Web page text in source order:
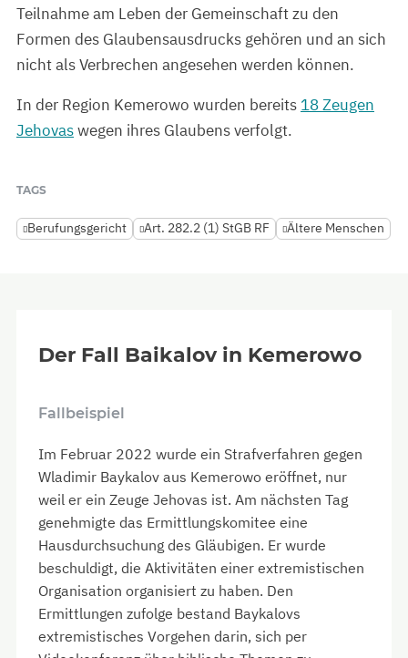
Teilnahme am Leben der Gemeinschaft zu den
Formen des Glaubensausdrucks gehören und an sich
nicht als Verbrechen angesehen werden können.
In der Region Kemerowo wurden bereits 18 Zeugen
Jehovaswegen ihres Glaubens verfolgt.
TAGS
Berufungsgericht Art. 282.2 (1) StGB RF Ältere Menschen
Der Fall Baikalov in Kemerowo
Fallbeispiel
Im Februar 2022 wurde ein Strafverfahren gegen
Wladimir Baykalov aus Kemerowo eröffnet, nur
weil er ein Zeuge Jehovas ist. Am nächsten Tag
genehmigte das Ermittlungskomitee eine
Hausdurchsuchung des Gläubigen. Er wurde
beschuldigt, die Aktivitäten einer extremistischen
Organisation organisiert zu haben. Den
Ermittlungen zufolge bestand Baykalovs
extremistisches Vorgehen darin, sich per